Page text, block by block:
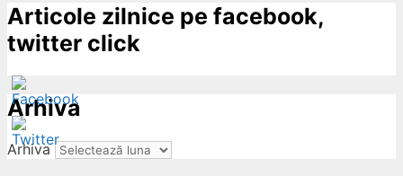
Articole zilnice pe facebook,
twitter click
Arhiva
Arhiva